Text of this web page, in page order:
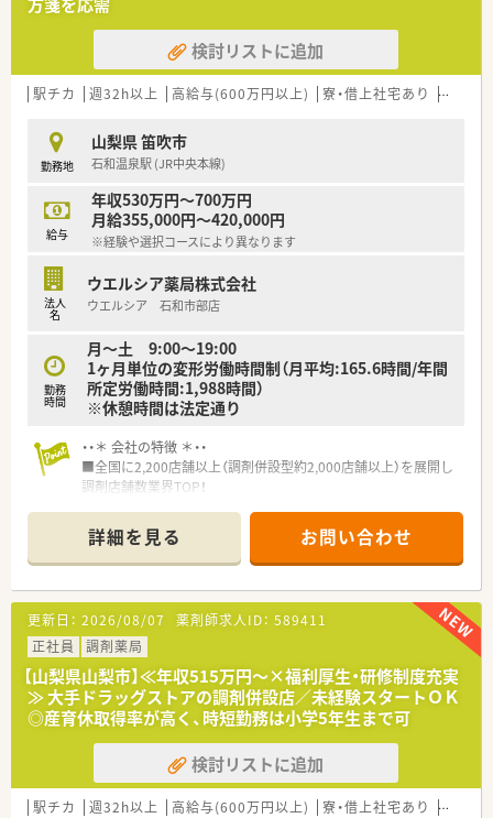
とも可能です。
■その他にも、管理部門や商品部門等の本社スタッフなど活動領
域は多種多様です。
■在宅実施店舗は年々増加しており、在宅医療へもしっかりと関
わる事ができます。
時短勤務ができるよう変更予定です。
■年間休日が120日とワークライフバランスが整っています
■日用品から常備薬まで、従業員割引制度など嬉しいメリットも
たくさんあります！
検討リストに追加
駅チカ 週32h以上 高給与(600万円以上) 寮・借上社宅あり 住宅補
勤務地
山梨県 笛吹市
石和温泉駅 (JR中央本線)
給与
年収530万円～700万円
月給355,000円～420,000円
※経験や選択コースにより異なります
法人
名
ウエルシア薬局株式会社
ウエルシア 石和市部店
勤務
時間
月～土 9:00～19:00
1ヶ月単位の変形労働時間制（月平均:165.6時間/年間
所定労働時間:1,988時間）
※休憩時間は法定通り
・・＊ 会社の特徴 ＊・・
■全国に2,200店舗以上（調剤併設型約2,000店舗以上）を展開し
調剤店舗数業界TOP！
頑張り次第で高給与も可能！
■経験や勤務コースによりますが、経験の少ない方でも500万前
半スタートと業界TOP水準！
■職種や職域に合わせ、豊富な社内研修や外部組織と連携した研
修を用意されています
■薬剤師が中心の会社だからこそ活躍できるキャリアパスが多
種多様に用意されています。
■店舗拡大に伴い、エリアマネジャーや営業部長等のマネジメン
トのポジションも増えます。
■在宅や教育等の専門性を活かせるスペシャリストを目指すこ
とも可能です。
■その他にも、管理部門や商品部門等の本社スタッフなど活動領
域は多種多様です。
■在宅実施店舗は年々増加しており、在宅医療へもしっかりと関
わる事ができます。
詳細を見る お問い合わせ
更新日： 2026/08/07 薬剤師求人ID： 589411
正社員
調剤薬局
【山梨県山梨市】≪年収515万円～×福利厚生・研修制度充実
≫ 大手ドラッグストアの調剤併設店／未経験スタートＯＫ
◎産育休取得率が高く、時短勤務は小学5年生まで可
検討リストに追加
駅チカ 週32h以上 高給与(600万円以上) 寮・借上社宅あり 住宅補